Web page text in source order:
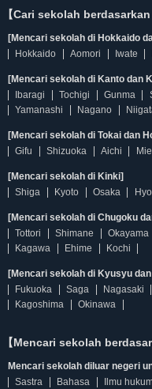
【Cari sekolah berdasarkan
[Mencari sekolah di Hokkaido
Hokkaido
Aomori Iwate
[Mencari sekolah di Kanto dan
Ibaragi
Tochigi Gunma
Yamanashi
Nagano
[Mencari sekolah di Tokai dan
Gifu
Shizuoka Aichi Mie
[Mencari sekolah di Kinki]
Shiga
Kyoto Osaka
[Mencari sekolah di Chugoku
Tottori
Shimane Okayama
Kagawa
Ehime Kochi
[Mencari sekolah di Kyusyu
Fukuoka
Saga Nagasaki
Kagoshima
Okinawa
【Mencari sekolah
Mencari sekolah diluar negeri
Sastra
Bahasa
Ilmu